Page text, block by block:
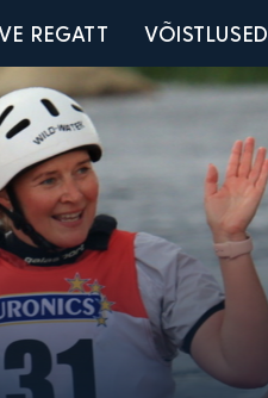
REGATT VÕISTLUSED